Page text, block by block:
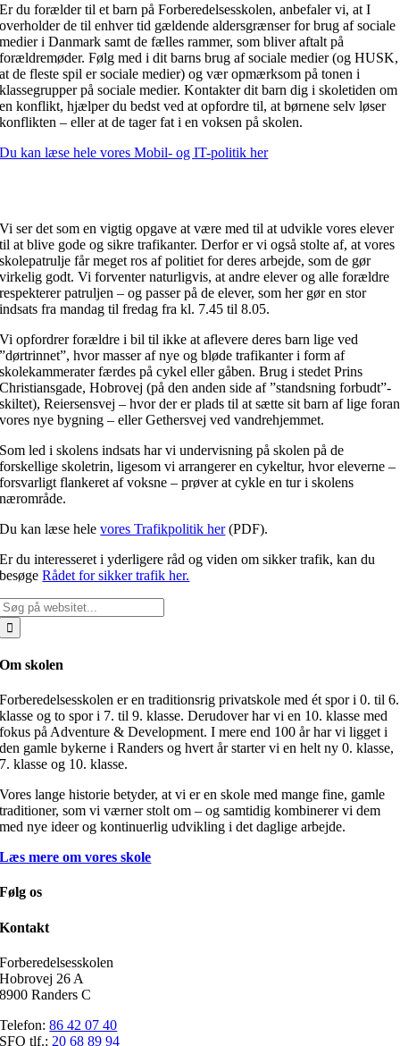
Er du forælder til et barn på Forberedelsesskolen, anbefaler vi, at I
overholder de til enhver tid gældende aldersgrænser for brug af sociale
medier i Danmark samt de fælles rammer, som bliver aftalt på
forældremøder. Følg med i dit barns brug af sociale medier (og HUSK,
at de fleste spil er sociale medier) og vær opmærksom på tonen i
klassegrupper på sociale medier. Kontakter dit barn dig i skoletiden om
en konflikt, hjælper du bedst ved at opfordre til, at børnene selv løser
konflikten – eller at de tager fat i en voksen på skolen.
Du kan læse hele vores Mobil- og IT-politik her
Vi ser det som en vigtig opgave at være med til at udvikle vores elever
til at blive gode og sikre trafikanter. Derfor er vi også stolte af, at vores
skolepatrulje får meget ros af politiet for deres arbejde, som de gør
virkelig godt. Vi forventer naturligvis, at andre elever og alle forældre
respekterer patruljen – og passer på de elever, som her gør en stor
indsats fra mandag til fredag fra kl. 7.45 til 8.05.
Vi opfordrer forældre i bil til ikke at aflevere deres barn lige ved
”dørtrinnet”, hvor masser af nye og bløde trafikanter i form af
skolekammerater færdes på cykel eller gåben. Brug i stedet Prins
Christiansgade, Hobrovej (på den anden side af ”standsning forbudt”-
skiltet), Reiersensvej – hvor der er plads til at sætte sit barn af lige foran
vores nye bygning – eller Gethersvej ved vandrehjemmet.
Som led i skolens indsats har vi undervisning på skolen på de
forskellige skoletrin, ligesom vi arrangerer en cykeltur, hvor eleverne –
forsvarligt flankeret af voksne – prøver at cykle en tur i skolens
nærområde.
Du kan læse helevores Trafikpolitik her(PDF).
Er du interesseret i yderligere råd og viden om sikker trafik, kan du
besøgeRådet for sikker trafik her.
Om skolen
Forberedelsesskolen er en traditionsrig privatskole med ét spor i 0. til 6.
klasse og to spor i 7. til 9. klasse. Derudover har vi en 10. klasse med
fokus på Adventure & Development. I mere end 100 år har vi ligget i
den gamle bykerne i Randers og hvert år starter vi en helt ny 0. klasse,
7. klasse og 10. klasse.
Vores lange historie betyder, at vi er en skole med mange fine, gamle
traditioner, som vi værner stolt om – og samtidig kombinerer vi dem
med nye ideer og kontinuerlig udvikling i det daglige arbejde.
Læs mere om vores skole
Følg os
Kontakt
Forberedelsesskolen
Hobrovej 26 A
8900 Randers C
Telefon:86 42 07 40
SFO tlf.: 20 68 89 94